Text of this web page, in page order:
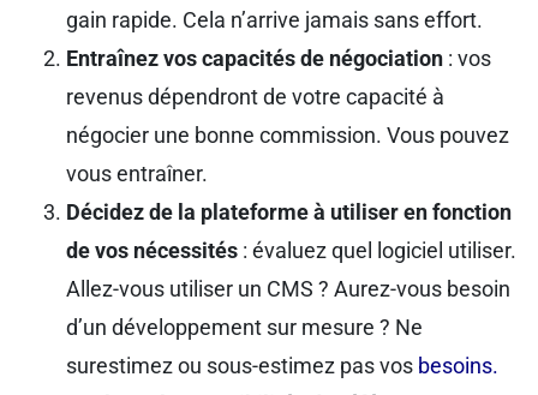
gain rapide. Cela n’arrive jamais sans effort.
Entraînez vos capacités de négociation : vos
revenus dépendront de votre capacité à
négocier une bonne commission. Vous pouvez
vous entraîner.
Décidez de la plateforme à utiliser en fonction
de vos nécessités : évaluez quel logiciel utiliser.
Allez-vous utiliser un CMS ? Aurez-vous besoin
d’un développement sur mesure ? Ne
surestimez ou sous-estimez pas vos besoins.